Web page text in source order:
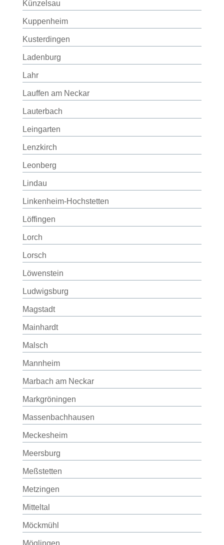
Künzelsau
Kuppenheim
Kusterdingen
Ladenburg
Lahr
Lauffen am Neckar
Lauterbach
Leingarten
Lenzkirch
Leonberg
Lindau
Linkenheim-Hochstetten
Löffingen
Lorch
Lorsch
Löwenstein
Ludwigsburg
Magstadt
Mainhardt
Malsch
Mannheim
Marbach am Neckar
Markgröningen
Massenbachhausen
Meckesheim
Meersburg
Meßstetten
Metzingen
Mitteltal
Möckmühl
Möglingen